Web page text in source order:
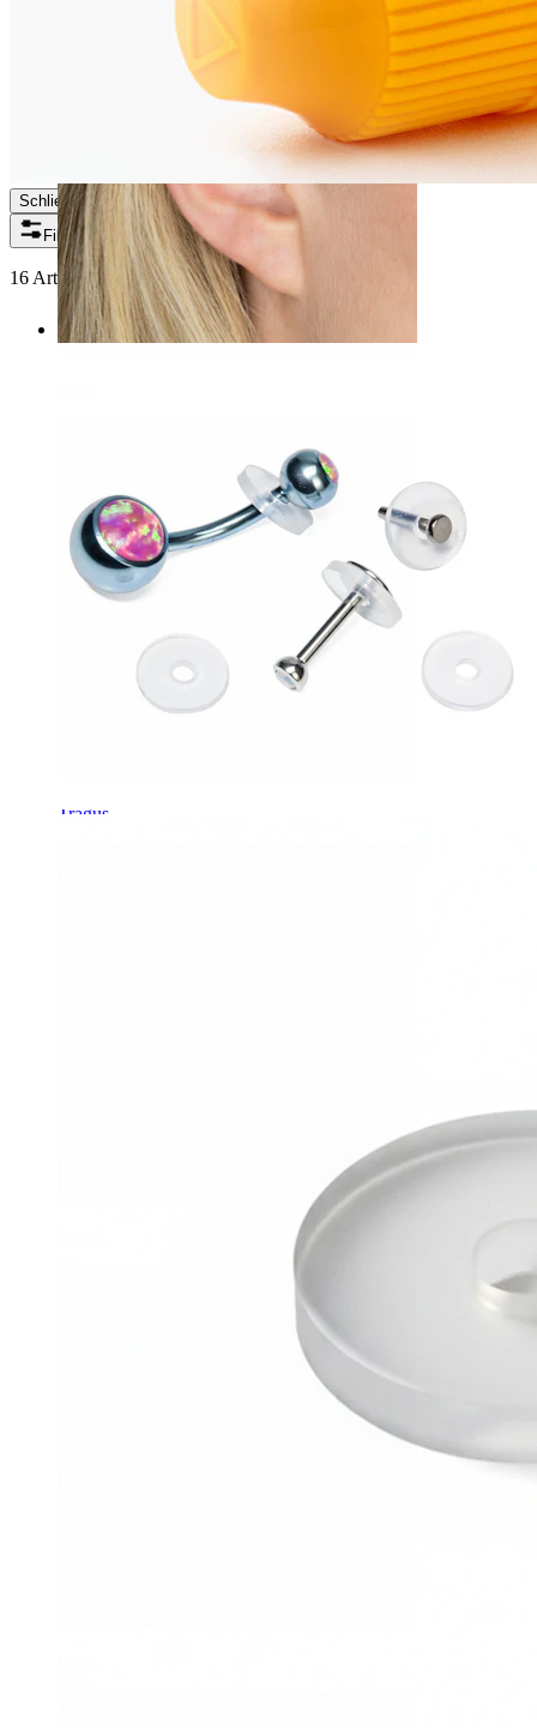
Tragus
Schließen
Filter
16 Artikel gefunden